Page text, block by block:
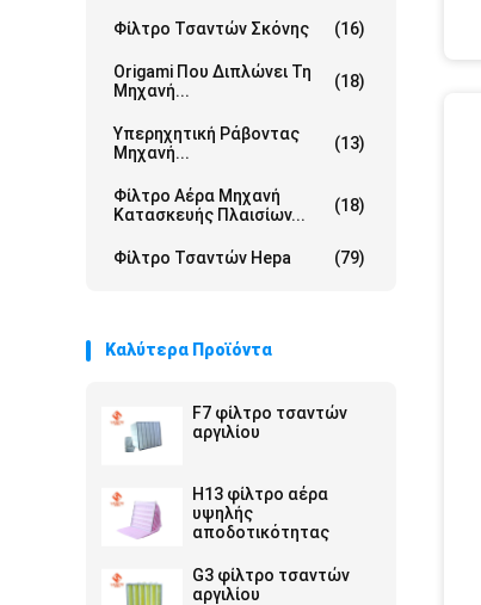
Φίλτρο Τσαντών Σκόνης (16)
Origami Που Διπλώνει Τη
Μηχανή...
(18)
Υπερηχητική Ράβοντας
Μηχανή...
(13)
Φίλτρο Αέρα Μηχανή
Κατασκευής Πλαισίων...
(18)
Φίλτρο Τσαντών Hepa (79)
Καλύτερα Προϊόντα
F7 φίλτρο τσαντών
αργιλίου
H13 φίλτρο αέρα
υψηλής
αποδοτικότητας
G3 φίλτρο τσαντών
αργιλίου